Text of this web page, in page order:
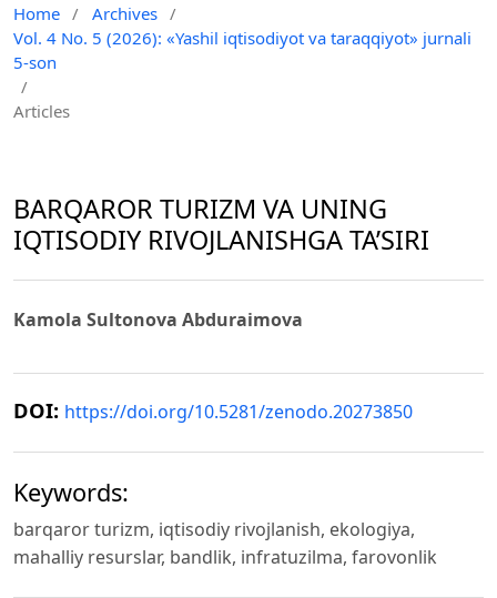
Home / Archives /
Vol. 4 No. 5 (2026): «Yashil iqtisodiyot va taraqqiyot» jurnali
5-son
/
Articles
BARQAROR TURIZM VA UNING
IQTISODIY RIVOJLANISHGA TA’SIRI
Kamola Sultonova Abduraimova
DOI: https://doi.org/10.5281/zenodo.20273850
Keywords:
barqaror turizm, iqtisodiy rivojlanish, ekologiya,
mahalliy resurslar, bandlik, infratuzilma, farovonlik